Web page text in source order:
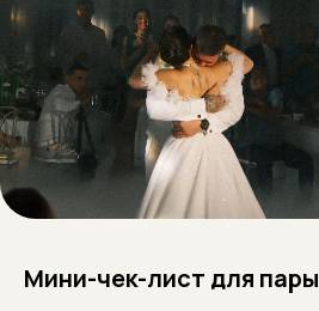
Мини-чек-лист для пары